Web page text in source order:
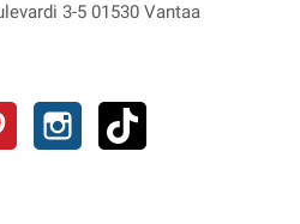
3-5 01530 Vantaa
Pinterest Instagram